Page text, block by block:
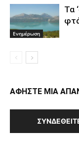
Ενημέρωση
Τα
ΑΦΗΣΤΕ ΜΙΑ